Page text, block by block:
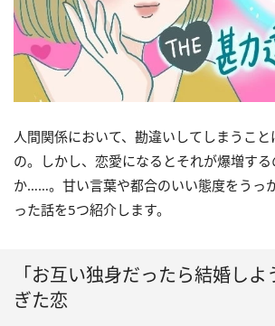
人間関係において、勘違いしてしまうこ
の。しかし、恋愛になるとそれが爆増す
か……。甘い言葉や都合のいい態度をうっ
った話を5つ紹介します。
「お互い独身だったら結婚し
ぎた恋